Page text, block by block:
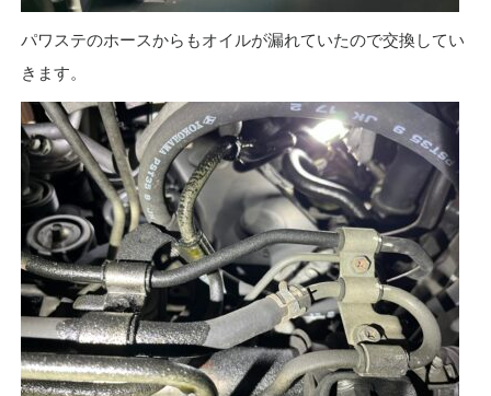
パワステのホースからもオイルが漏れていたので交換してい
きます。